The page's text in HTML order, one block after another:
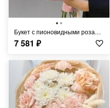
Букет с пионовидными розами и эвкалиптом
7 581 ₽